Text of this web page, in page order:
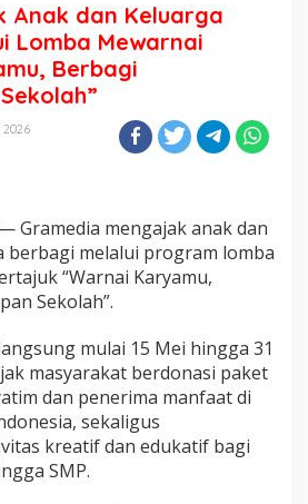
Anak dan Keluarga
Lomba Mewarnai
Berbagi
2026
— Gramedia mengajak anak dan
berbagi melalui program lomba
“Warnai Karyamu,
Sekolah”.
mulai 15 Mei hingga 31
masyarakat berdonasi paket
dan penerima manfaat di
sekaligus
kreatif dan edukatif bagi
SMP.